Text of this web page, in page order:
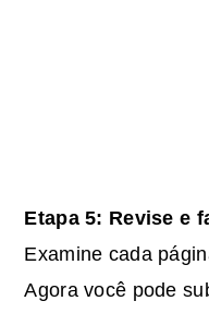
Etapa 5: Revise e
Examine cada
Agora você pode